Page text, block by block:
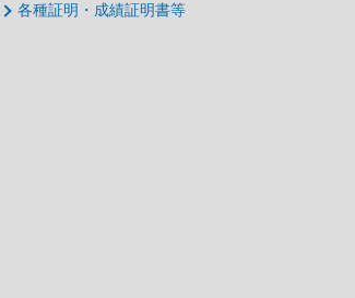
各種証明・成績証明書等